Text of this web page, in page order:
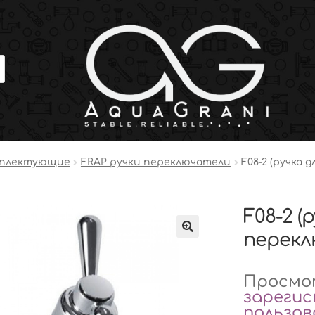
FRAP ручки переключатели F08-2 (ручка
F08-2